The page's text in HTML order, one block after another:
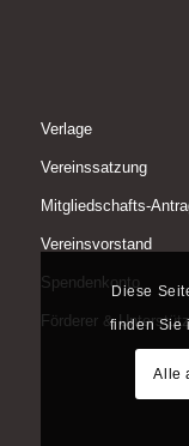
Verlage
Vereinssatzung
Mitgliedschafts-
Vereinsvorstand
Spendenkonto
Förderer &
Diese
finden Sie
Alle